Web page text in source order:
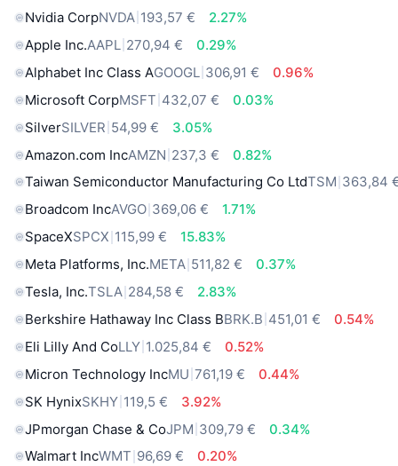
Nvidia CorpNVDA 193,57 €
2.27%
Apple Inc.AAPL 270,94 €
0.29%
Alphabet Inc Class AGOOGL 306,91 €
0.96%
Microsoft CorpMSFT 432,07 €
0.03%
SilverSILVER 54,99 €
3.05%
Amazon.com IncAMZN 237,3 €
0.82%
Taiwan Semiconductor Manufacturing Co LtdTSM 363,84
Broadcom IncAVGO 369,06 €
1.71%
SpaceXSPCX 115,99 €
15.83%
Meta Platforms, Inc.META 511,82 €
0.37%
Tesla, Inc.TSLA 284,58 €
2.83%
Berkshire Hathaway Inc Class BBRK.B 451,01 €
0.54%
Eli Lilly And CoLLY 1.025,84 €
0.52%
Micron Technology IncMU 761,19 €
0.44%
SK HynixSKHY 119,5 €
3.92%
JPmorgan Chase & CoJPM 309,79 €
0.34%
Walmart IncWMT 96,69 € 0.20%